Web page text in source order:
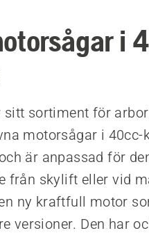
i
sitt sortiment för
motorsågar i 40cc-
är anpassad för
från skylift eller vid
ny kraftfull motor
versioner. Den har